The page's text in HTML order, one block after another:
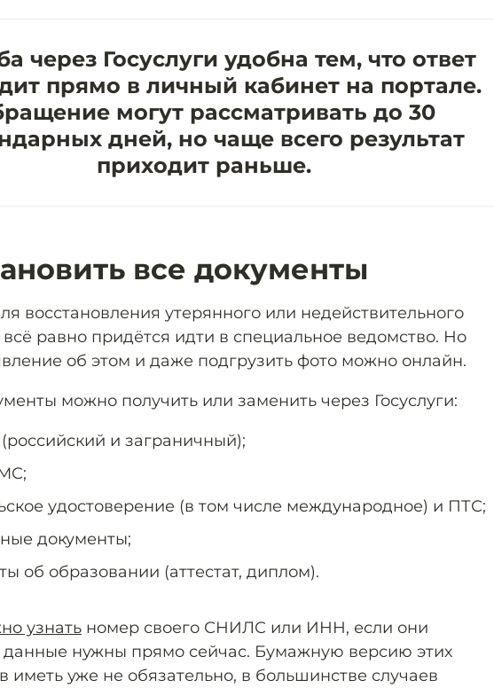
через Госуслуги удобна тем, что ответ
прямо в личный кабинет на портале.
могут рассматривать до 30
дней, но чаще всего результат
приходит раньше.
все документы
восстановления утерянного или недействительного
равно придётся идти в специальное ведомство. Но
об этом и даже подгрузить фото можно онлайн.
можно получить или заменить через Госуслуги:
и заграничный);
удостоверение (в том числе международное) и ПТС;
документы;
об образовании (аттестат, диплом).
узнать номер своего СНИЛС или ИНН, если они
данные нужны прямо сейчас. Бумажную версию этих
иметь уже не обязательно, в большинстве случаев